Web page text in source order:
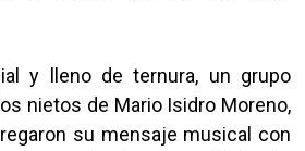
y lleno de ternura, un grupo
nietos de Mario Isidro Moreno,
su mensaje musical con